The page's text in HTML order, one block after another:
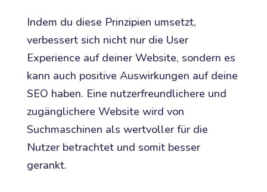
Indem du diese Prinzipien umsetzt,
verbessert sich nicht nur die User
Experience auf deiner Website, sondern es
kann auch positive Auswirkungen auf deine
SEO haben. Eine nutzerfreundlichere und
zugänglichere Website wird von
Suchmaschinen als wertvoller für die
Nutzer betrachtet und somit besser
gerankt.